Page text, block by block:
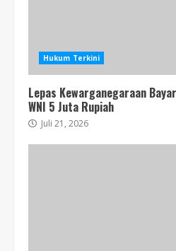
Hukum Terkini
Lepas Kewarganegaraan
WNI 5 Juta Rupiah
Juli 21, 2026